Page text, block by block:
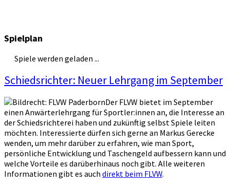
Spielplan
Spiele werden geladen ...
Schiedsrichter: Neuer Lehrgang im September
Der FLVW bietet im September
einen Anwärterlehrgang für Sportler:innen an, die Interesse an
der Schiedsrichterei haben und zukünftig selbst Spiele leiten
möchten. Interessierte dürfen sich gerne an Markus Gerecke
wenden, um mehr darüber zu erfahren, wie man Sport,
persönliche Entwicklung und Taschengeld aufbessern kann und
welche Vorteile es darüberhinaus noch gibt. Alle weiteren
Informationen gibt es auch direkt beim FLVW.